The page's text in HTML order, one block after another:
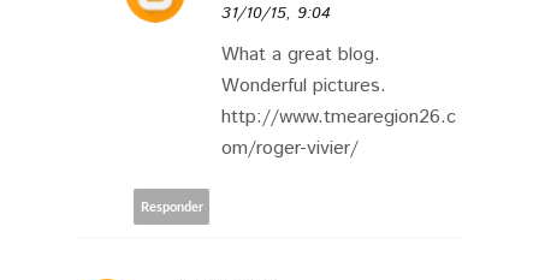
31/10/15, 9:04
What a great blog.
Wonderful pictures.
http://www.tmearegion26.c
om/roger-vivier/
Responder